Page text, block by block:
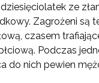
ze
Zagrożeni są
czasem
Podczas
do nich pewien